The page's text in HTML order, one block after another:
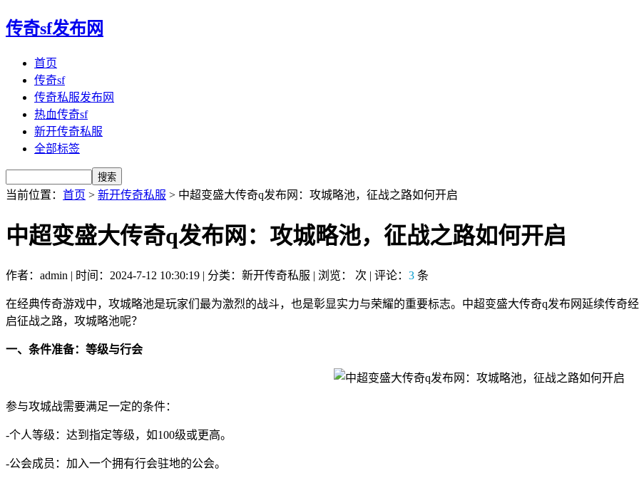
传奇sf发布网
首页
传奇sf
传奇私服发布网
热血传奇sf
新开传奇私服
全部标签
当前位置： 首页 > 新开传奇私服 > 中超变盛大传奇q发布网：攻城略池，征战之路如何开启
中超变盛大传奇q发布网：攻城略池，征战之路如何开启
作者：admin | 时间：2024-7-12 10:30:19 | 分类：新开传奇私服 | 浏览： 次 | 评论： 3 条
在经典传奇游戏中，攻城略池是玩家们最为激烈的战斗，也是彰显实力与荣耀的重要标志。中超变盛大传奇q发布网延续传奇
启征战之路，攻城略池呢？
一、条件准备：等级与行会
参与攻城战需要满足一定的条件：
-个人等级：达到指定等级，如100级或更高。
-公会成员：加入一个拥有行会驻地的公会。